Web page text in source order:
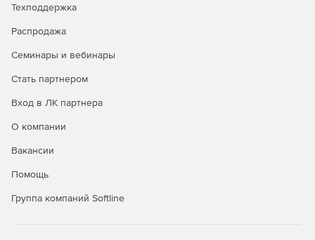
Техподдержка
Распродажа
Семинары и вебинары
Стать партнером
Вход в ЛК партнера
О компании
Вакансии
Помощь
Группа компаний Softline